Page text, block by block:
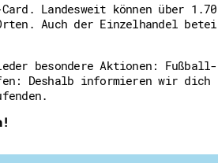
Flüchtlingshilfe +
Generationsübergreifend
Stiftungen
Vereine, Spenden, Steuern -
Versicherungsschutz
Landesweit können über
Auch der Einzelhandel
besondere Aktionen:
Deshalb informieren wir dich